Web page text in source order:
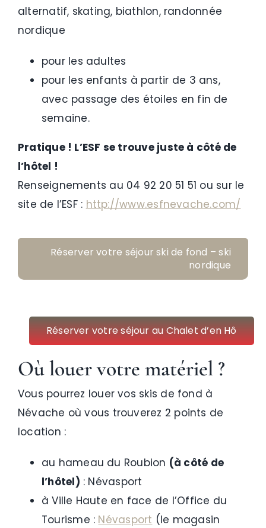
alternatif, skating, biathlon, randonnée
nordique
pour les adultes
pour les enfants à partir de 3 ans,
avec passage des étoiles en fin de
semaine.
Pratique ! L’ESF se trouve juste à côté de
l’hôtel !
Renseignements au 04 92 20 51 51 ou sur le
site de l’ESF : http://www.esfnevache.com/
Réserver votre séjour ski de fond – ski
nordique
Réserver votre séjour au Chalet d’en Hô
Oùlouer votre matériel?
Vous pourrez louer vos skis de fond à
Névache où vous trouverez 2 points de
location :
au hameau du Roubion (à côté de
l’hôtel) : Névasport
à Ville Haute en face de l’Office du
Tourisme : Névasport (le magasin